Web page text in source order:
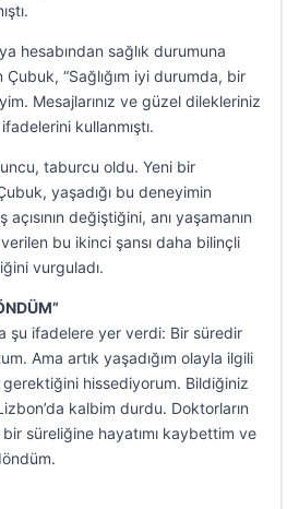
hesabından sağlık durumuna
Çubuk, “Sağlığım iyi durumda, bir
Mesajlarınız ve güzel dilekleriniz
kullanmıştı.
taburcu oldu. Yeni bir
yaşadığı bu deneyimin
değiştiğini, anı yaşamanın
bu ikinci şansı daha bilinçli
vurguladı.
şu ifadelere yer verdi: Bir süredir
Ama artık yaşadığım olayla ilgili
hissediyorum. Bildiğiniz
kalbim durdu. Doktorların
süreliğine hayatımı kaybettim ve